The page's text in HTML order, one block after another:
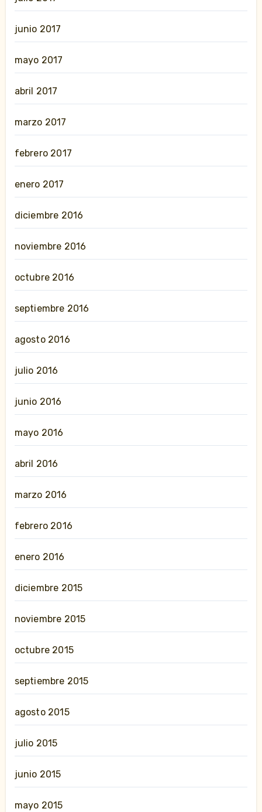
junio 2017
mayo 2017
abril 2017
marzo 2017
febrero 2017
enero 2017
diciembre 2016
noviembre 2016
octubre 2016
septiembre 2016
agosto 2016
julio 2016
junio 2016
mayo 2016
abril 2016
marzo 2016
febrero 2016
enero 2016
diciembre 2015
noviembre 2015
octubre 2015
septiembre 2015
agosto 2015
julio 2015
junio 2015
mayo 2015